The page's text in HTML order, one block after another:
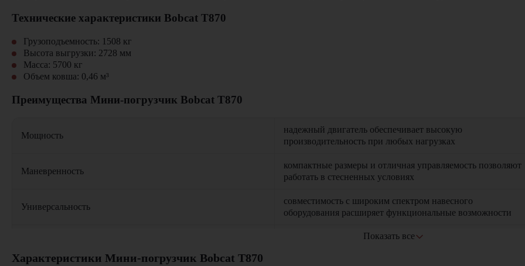
Технические характеристики Bobcat T870
Грузоподъемность: 1508 кг
Высота выгрузки: 2728 мм
Масса: 5700 кг
Объем ковша: 0,46 м³
Преимущества Мини-погрузчик Bobcat T870
Мощность
надежный двигатель обеспечивает высокую
производительность при любых нагрузках
Маневренность
компактные размеры и отличная управляемость позволяют
работать в стесненных условиях
Универсальность
совместимость с широким спектром навесного
оборудования расширяет функциональные возможности
прочная конструкция гарантирует долгий срок службы
Где применяется Мини-погрузчик Bobcat T870?
Показать все
Характеристики Мини-погрузчик Bobcat T870